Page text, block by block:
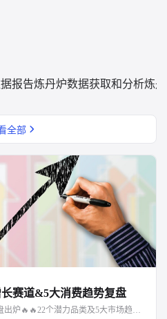
报告炼丹炉数据获取和分析炼
全部
赛道&5大消费趋势复盘
2022年度炼丹炉淘系市场深度复盘出炉🔥🔥22个潜力品类及5大市场趋势解读，点击文章阅读～